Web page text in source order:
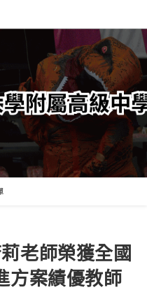
老師榮獲全國
方案績優教師